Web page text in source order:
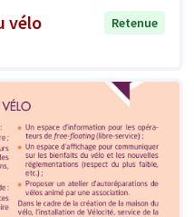
vélo
Retenue